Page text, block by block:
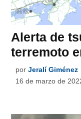
Alerta de
terremoto
por Jeralí Giménez
16 de marzo de